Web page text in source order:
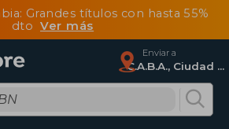
Grandes títulos con hasta 55%
dtoVer más
Enviar a
C.A.B.A., Ciudad Autónoma De Buenos Aires